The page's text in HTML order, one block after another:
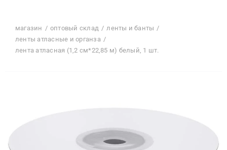
Магазин
магазин оптовый склад
ленты и банты
ленты атласные и органза
лента атласная (1,2 см*22,85 м) белый, 1 шт.